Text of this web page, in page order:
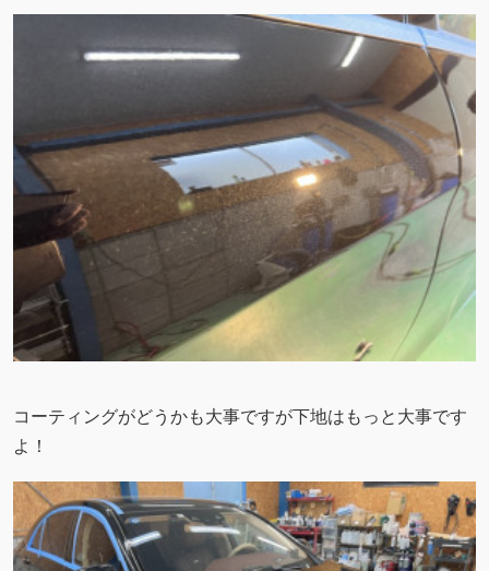
コーティングがどうかも大事ですが下地はもっと大事です
よ！